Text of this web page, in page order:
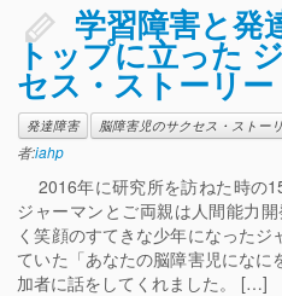
学習障害と発
トップに立った
セス・ストーリー
発達障害 脳障害児のサクセス・ストー
者:iahp
2016年に研究所を訪ねた時の
ジャーマンとご両親は人間能力
く笑顔のすてきな少年になった
ていた「あなたの脳障害児にな
加者に話をしてくれました。 […]